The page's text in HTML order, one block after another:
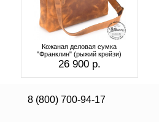
Кожаная деловая сумка
"Франклин" (рыжий крейзи)
26 900 р.
8 (800) 700-94-17